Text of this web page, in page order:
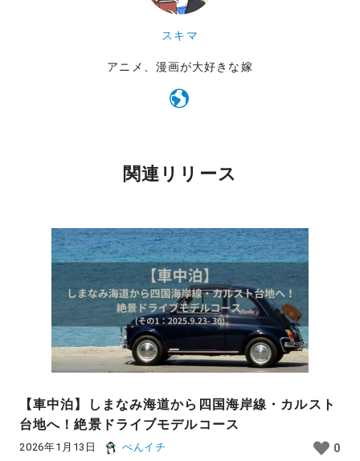
スキマ
アニメ、漫画が大好きな嫁
関連リリース
【車中泊】しまなみ海道から四国海岸線・カルスト
台地へ！絶景ドライブモデルコース
2026年1月13日 ぺんイチ 0